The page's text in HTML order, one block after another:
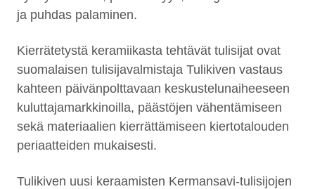
ja puhdas palaminen.
Kierrätetystä keramiikasta tehtävät tulisijat ovat
suomalaisen tulisijavalmistaja Tulikiven vastaus
kahteen päivänpolttavaan keskustelunaiheeseen
kuluttajamarkkinoilla, päästöjen vähentämiseen
sekä materiaalien kierrättämiseen kiertotalouden
periaatteiden mukaisesti.
Tulikiven uusi keraamisten Kermansavi-tulisijojen